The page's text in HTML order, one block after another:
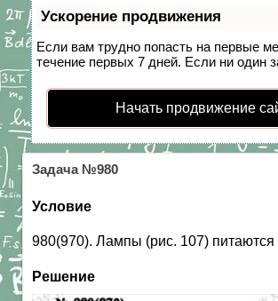
Ускорение продвижения
Если вам трудно попасть на первые
течение первых 7 дней. Если ни один
Начать продвижение
Задача №980
Условие
980(970). Лампы (рис. 107) питаются
Решение